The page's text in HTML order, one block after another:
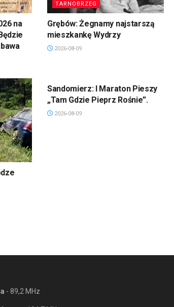
na
TARNOBRZEG
Grębów: Żegnamy najstarszą
mieszkankę Wydrzy
2026-08-09
Sandomierz: I Maraton Pieszy
„Tam Gdzie Pieprz Rośnie”.
2026-08-09
- 89,2 MHz